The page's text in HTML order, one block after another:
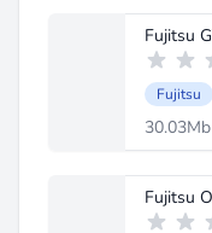
Fujitsu
30.03Mb